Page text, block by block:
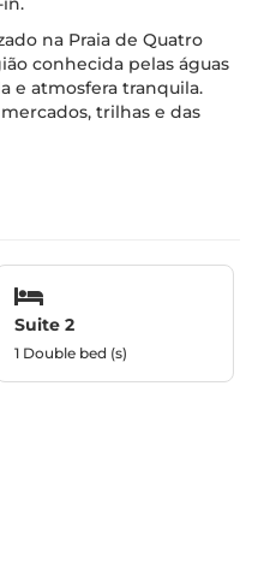
na Praia de Quatro
conhecida pelas águas
e atmosfera tranquila.
trilhas e das
Suite 2
1 Double bed (s)